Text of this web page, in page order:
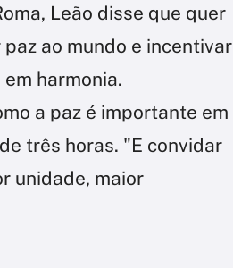
Leão disse que quer
ao mundo e incentivar
harmonia.
a paz é importante em
três horas. "E convidar
unidade, maior